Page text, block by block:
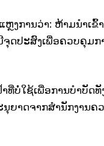
ຫຼງການວ່າ: ຫ້າມນຳເຂົ້
ດປະສົງເພື່ອຄວບຄຸມກ
າທີ່ບໍ່ໃຊ້ເພື່ອການບຳບັດ
ນຸຍາດຈາກສຳນັກງານຄ